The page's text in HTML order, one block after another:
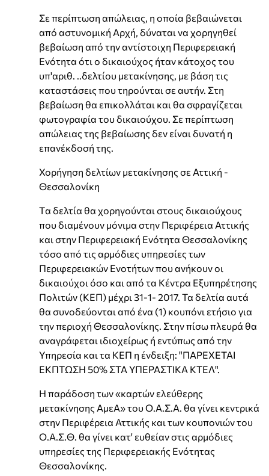
Σε περίπτωση απώλειας, η οποία βεβαιώνεται
από αστυνομική Αρχή, δύναται να χορηγηθεί
βεβαίωση από την αντίστοιχη Περιφερειακή
Ενότητα ότι ο δικαιούχος ήταν κάτοχος του
υπ'αριθ. ..δελτίου μετακίνησης, με βάση τις
καταστάσεις που τηρούνται σε αυτήν. Στη
βεβαίωση θα επικολλάται και θα σφραγίζεται
φωτογραφία του δικαιούχου. Σε περίπτωση
απώλειας της βεβαίωσης δεν είναι δυνατή η
επανέκδοσή της.
Χορήγηση δελτίων μετακίνησης σε Αττική -
Θεσσαλονίκη
Tα δελτία θα χορηγούνται στους δικαιούχους
που διαμένουν μόνιμα στην Περιφέρεια Αττικής
και στην Περιφερειακή Ενότητα Θεσσαλονίκης
τόσο από τις αρμόδιες υπηρεσίες των
Περιφερειακών Ενοτήτων που ανήκουν οι
δικαιούχοι όσο και από τα Κέντρα Εξυπηρέτησης
Πολιτών (ΚΕΠ) μέχρι 31-1- 2017. Τα δελτία αυτά
θα συνοδεύονται από ένα (1) κουπόνι ετήσιο για
την περιοχή Θεσσαλονίκης. Στην πίσω πλευρά θα
αναγράφεται ιδιοχείρως ή εντύπως από την
Υπηρεσία και τα ΚΕΠ η ένδειξη: "ΠΑΡΕΧΕΤΑΙ
ΕΚΠΤΩΣΗ 50% ΣΤΑ ΥΠΕΡΑΣΤΙΚΑ ΚΤΕΛ".
Η παράδοση των «καρτών ελεύθερης
μετακίνησης ΑμεΑ» του Ο.Α.Σ.Α. θα γίνει κεντρικά
στην Περιφέρεια Αττικής και των κουπονιών του
Ο.Α.Σ.Θ. θα γίνει κατ' ευθείαν στις αρμόδιες
υπηρεσίες της Περιφερειακής Ενότητας
Θεσσαλονίκης.